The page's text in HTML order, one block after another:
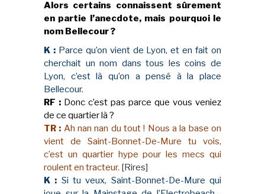
Alors certains connaissent sûrement
en partie l’anecdote, mais pourquoi le
nom Bellecour ?
K :Parce qu’on vient de Lyon, et en fait on
cherchait un nom dans tous les coins de
Lyon, c’est là qu’on a pensé à la place
Bellecour.
RF : Donc c’est pas parce que vous veniez
de ce quartier là ?
TR : Ah nan nan du tout ! Nous a la base on
vient de Saint-Bonnet-De-Mure tu vois,
c’est un quartier hype pour les mecs qui
roulent en tracteur. [Rires]
K : Si tu veux, Saint-Bonnet-De-Mure qui